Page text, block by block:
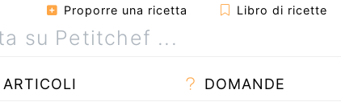
Proporre una ricetta Libro di ricette
ARTICOLI DOMANDE